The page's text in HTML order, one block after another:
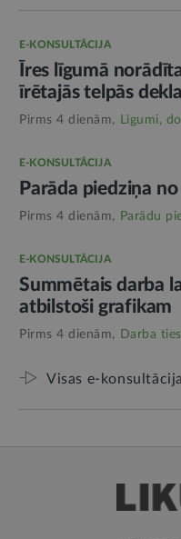
E-KONSULTĀCIJA
Īres līgumā
īrētajās telpās
Pirms 4 dienām, Līgumi,
E-KONSULTĀCIJA
Parāda piedziņa
Pirms 4 dienām, Parādu
E-KONSULTĀCIJA
Summētais darba
atbilstoši grafikam
Pirms 4 dienām, Darba
Visas e-